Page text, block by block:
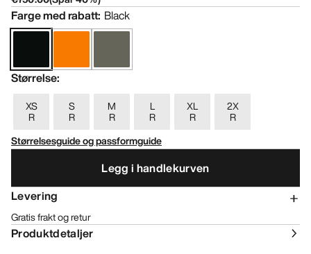
Farge med rabatt: Black
Størrelse:
XS
R
S
R
M
R
L
R
XL
R
2X
R
Størrelsesguide og passformguide
Legg i handlekurven
Levering
Gratis frakt og retur
Produktdetaljer